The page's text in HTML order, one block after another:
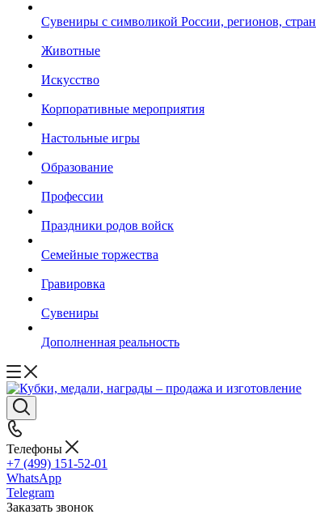
Сувениры с символикой России, регионов, стран
Животные
Искусство
Корпоративные мероприятия
Настольные игры
Образование
Профессии
Праздники родов войск
Семейные торжества
Гравировка
Сувениры
Дополненная реальность
Телефоны
+7 (499) 151-52-01
WhatsApp
Telegram
Заказать звонок